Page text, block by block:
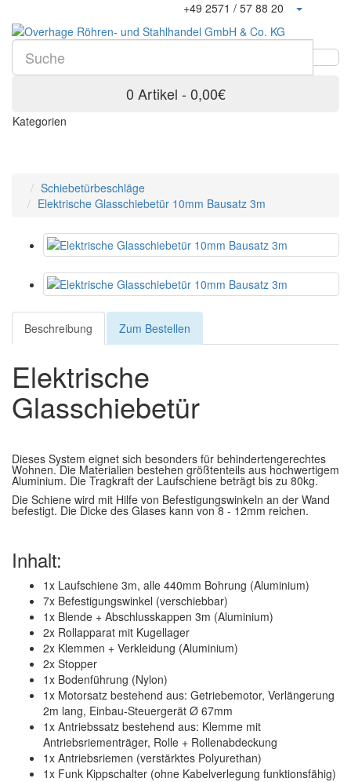
+49 2571 / 57 88 20
0 Artikel - 0,00€
Kategorien
Schiebetürbeschläge
Elektrische Glasschiebetür 10mm Bausatz 3m
Beschreibung Zum Bestellen
Elektrische
Glasschiebetür
Dieses System eignet sich besonders für behindertengerechtes
Wohnen. Die Materialien bestehen größtenteils aus hochwertigem
Aluminium. Die Tragkraft der Laufschiene beträgt bis zu 80kg.
Die Schiene wird mit Hilfe von Befestigungswinkeln an der Wand
befestigt. Die Dicke des Glases kann von 8 - 12mm reichen.
Inhalt:
1x Laufschiene 3m, alle 440mm Bohrung (Aluminium)
7x Befestigungswinkel (verschiebbar)
1x Blende + Abschlusskappen 3m (Aluminium)
2x Rollapparat mit Kugellager
2x Klemmen + Verkleidung (Aluminium)
2x Stopper
1x Bodenführung (Nylon)
1x Motorsatz bestehend aus: Getriebemotor, Verlängerung
2m lang, Einbau-Steuergerät Ø 67mm
1x Antriebssatz bestehend aus: Klemme mit
Antriebsriementräger, Rolle + Rollenabdeckung
1x Antriebsriemen (verstärktes Polyurethan)
1x Funk Kippschalter (ohne Kabelverlegung funktionsfähig)